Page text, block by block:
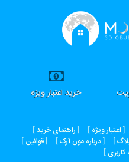
خرید اعتبار ویژه
اعتبار ویژه
راهنمای خرید
درباره مون آرک
قوانین